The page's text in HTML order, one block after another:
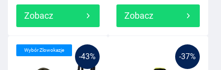
Zobacz Zobacz
-43%
Wybór Zlowokazje
-37%